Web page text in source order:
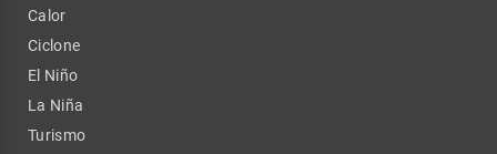
Calor
Ciclone
El Niño
La Niña
Turismo